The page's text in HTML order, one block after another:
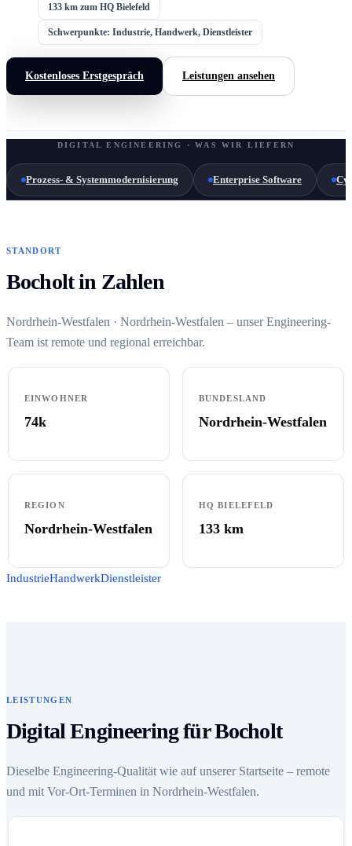
133 km zum HQ Bielefeld
Schwerpunkte: Industrie, Handwerk, Dienstleister
Kostenloses Erstgespräch Leistungen ansehen
DIGITAL ENGINEERING · WAS WIR LIEFERN
Prozess- & Systemmodernisierung Enterprise Software
STANDORT
Bocholt in Zahlen
Nordrhein-Westfalen · Nordrhein-Westfalen – unser Engineering-
Team ist remote und regional erreichbar.
EINWOHNER
74k
BUNDESLAND
Nordrhein-Westfalen
REGION
Nordrhein-Westfalen
HQ BIELEFELD
133 km
IndustrieHandwerkDienstleister
LEISTUNGEN
Digital Engineering für Bocholt
Dieselbe Engineering-Qualität wie auf unserer Startseite – remote
und mit Vor-Ort-Terminen in Nordrhein-Westfalen.